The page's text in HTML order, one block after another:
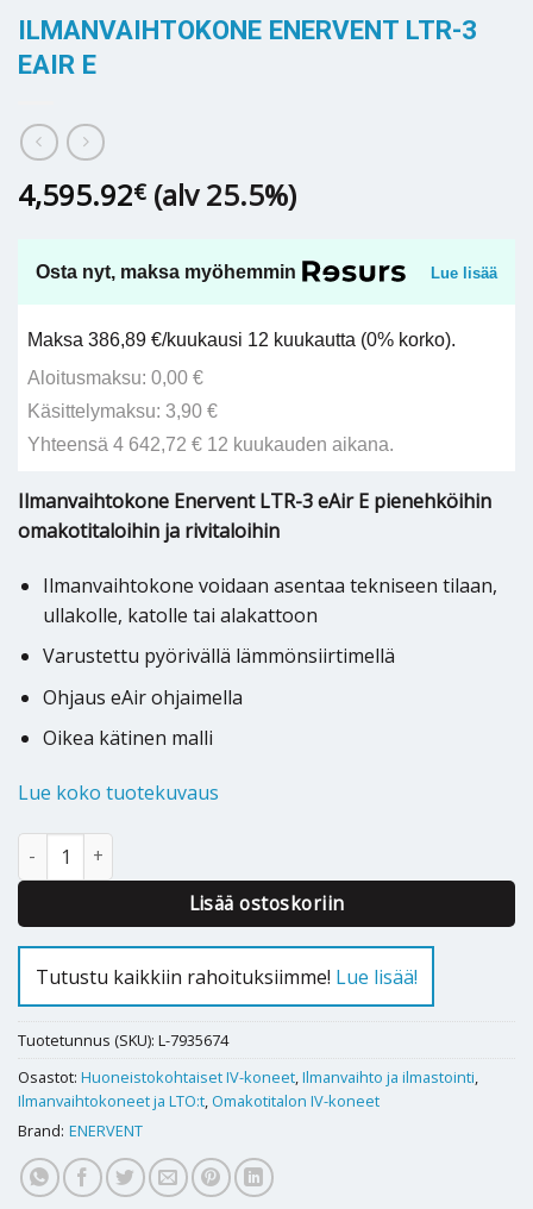
ILMANVAIHTOKONE ENERVENT LTR-3
EAIR E
4,595.92€ (alv 25.5%)
Osta nyt, maksa myöhemmin Lue lisää
Maksa 386,89 €/kuukausi 12 kuukautta (0% korko).
Aloitusmaksu: 0,00 €
Käsittelymaksu: 3,90 €
Yhteensä 4 642,72 € 12 kuukauden aikana.
Ilmanvaihtokone Enervent LTR-3 eAir E pienehköihin
omakotitaloihin ja rivitaloihin
Ilmanvaihtokone voidaan asentaa tekniseen tilaan,
ullakolle, katolle tai alakattoon
Varustettu pyörivällä lämmönsiirtimellä
Ohjaus eAir ohjaimella
Oikea kätinen malli
Lue koko tuotekuvaus
Ilmanvaihtokone Enervent LTR-3 eAir E määrä
Lisää ostoskoriin
Tutustu kaikkiin rahoituksiimme! Lue lisää!
Tuotetunnus (SKU): L-7935674
Osastot: Huoneistokohtaiset IV-koneet,Ilmanvaihto ja ilmastointi,
Ilmanvaihtokoneet ja LTO:t, Omakotitalon IV-koneet
Brand: ENERVENT